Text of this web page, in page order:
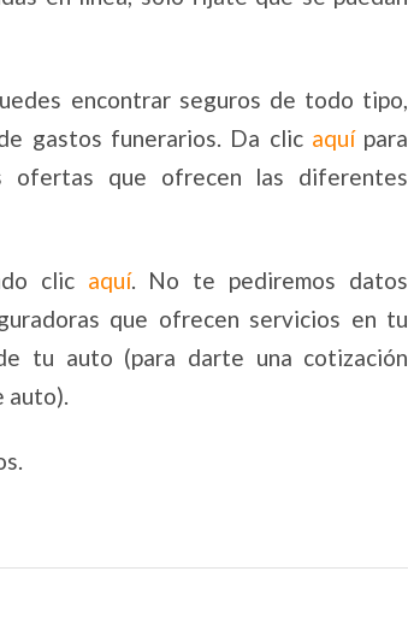
encontrar seguros de todo tipo,
gastos funerarios. Da clic aquípara
ofertas que ofrecen las diferentes
clic aquí. No te pediremos datos
que ofrecen servicios en tu
tu auto (para darte una cotización
auto).